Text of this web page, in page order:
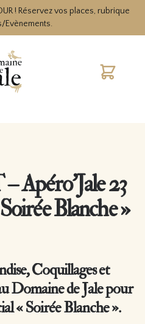
! Réservez vos places, rubrique
Evènements.
Cart
23
Blanche »
Coquillages et
Domaine de Jale pour
« Soirée Blanche ».